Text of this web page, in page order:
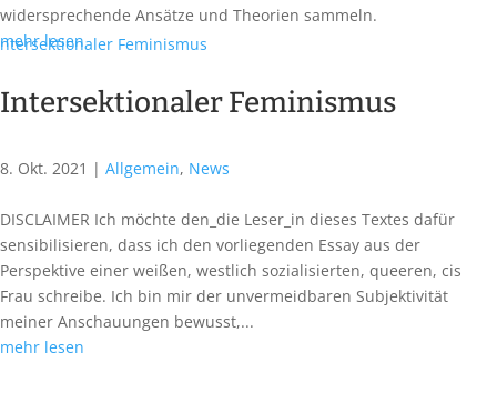
widersprechende Ansätze und Theorien sammeln.
mehr lesen
Intersektionaler Feminismus
8. Okt. 2021 | Allgemein, News
DISCLAIMER Ich möchte den_die Leser_in dieses Textes dafür
sensibilisieren, dass ich den vorliegenden Essay aus der
Perspektive einer weißen, westlich sozialisierten, queeren, cis
Frau schreibe. Ich bin mir der unvermeidbaren Subjektivität
meiner Anschauungen bewusst,...
mehr lesen